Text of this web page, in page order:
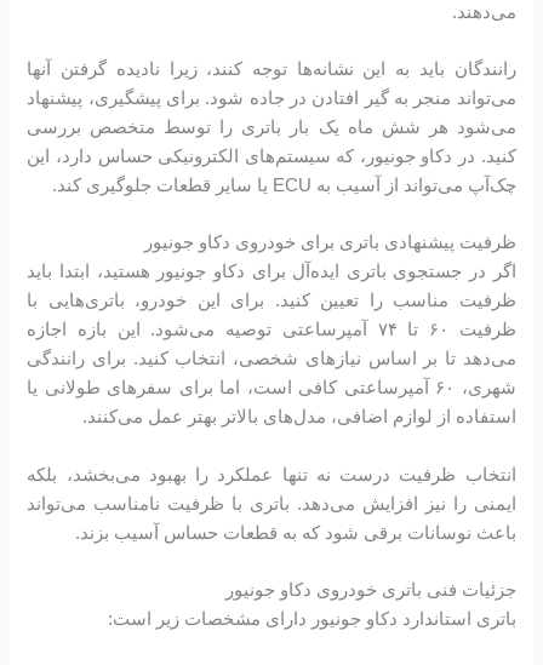
می‌دهند.
رانندگان باید به این نشانه‌ها توجه کنند، زیرا نادیده گرفتن آنها
می‌تواند منجر به گیر افتادن در جاده شود. برای پیشگیری، پیشنهاد
می‌شود هر شش ماه یک بار باتری را توسط متخصص بررسی
کنید. در دکاو جونیور، که سیستم‌های الکترونیکی حساس دارد، این
چک‌آپ می‌تواند از آسیب به ECU یا سایر قطعات جلوگیری کند.
ظرفیت پیشنهادی باتری برای خودروی دکاو جونیور
اگر در جستجوی باتری ایده‌آل برای دکاو جونیور هستید، ابتدا باید
ظرفیت مناسب را تعیین کنید. برای این خودرو، باتری‌هایی با
ظرفیت ۶۰ تا ۷۴ آمپرساعتی توصیه می‌شود. این بازه اجازه
می‌دهد تا بر اساس نیازهای شخصی، انتخاب کنید. برای رانندگی
شهری، ۶۰ آمپرساعتی کافی است، اما برای سفرهای طولانی یا
استفاده از لوازم اضافی، مدل‌های بالاتر بهتر عمل می‌کنند.
انتخاب ظرفیت درست نه تنها عملکرد را بهبود می‌بخشد، بلکه
ایمنی را نیز افزایش می‌دهد. باتری با ظرفیت نامناسب می‌تواند
باعث نوسانات برقی شود که به قطعات حساس آسیب بزند.
جزئیات فنی باتری خودروی دکاو جونیور
باتری استاندارد دکاو جونیور دارای مشخصات زیر است: